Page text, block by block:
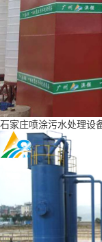
石家庄喷涂污水处理设